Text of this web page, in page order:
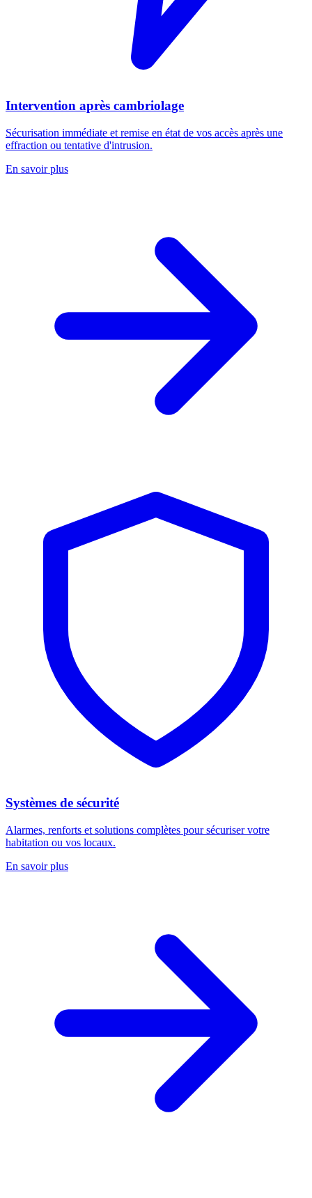
Intervention après cambriolage
Sécurisation immédiate et remise en état de vos accès après une
effraction ou tentative d'intrusion.
En savoir plus
Systèmes de sécurité
Alarmes, renforts et solutions complètes pour sécuriser votre
habitation ou vos locaux.
En savoir plus